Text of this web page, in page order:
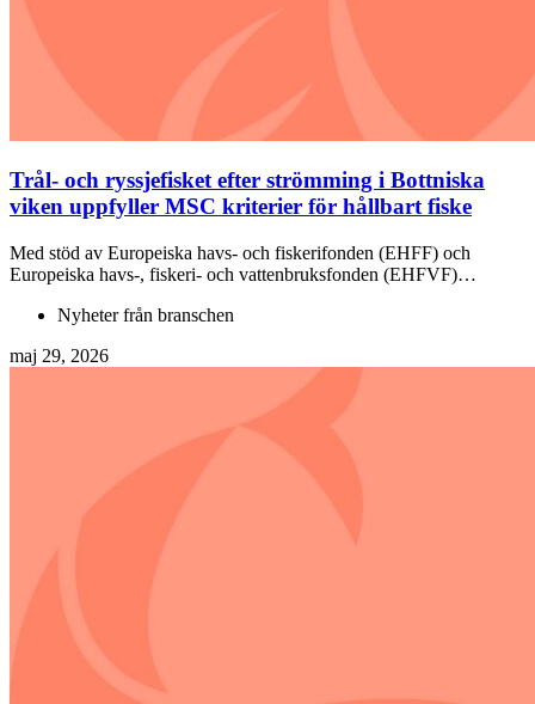
Trål- och ryssjefisket efter strömming i Bottniska
viken uppfyller MSC kriterier för hållbart fiske
Med stöd av Europeiska havs- och fiskerifonden (EHFF) och
Europeiska havs-, fiskeri- och vattenbruksfonden (EHFVF)…
Nyheter från branschen
maj 29, 2026